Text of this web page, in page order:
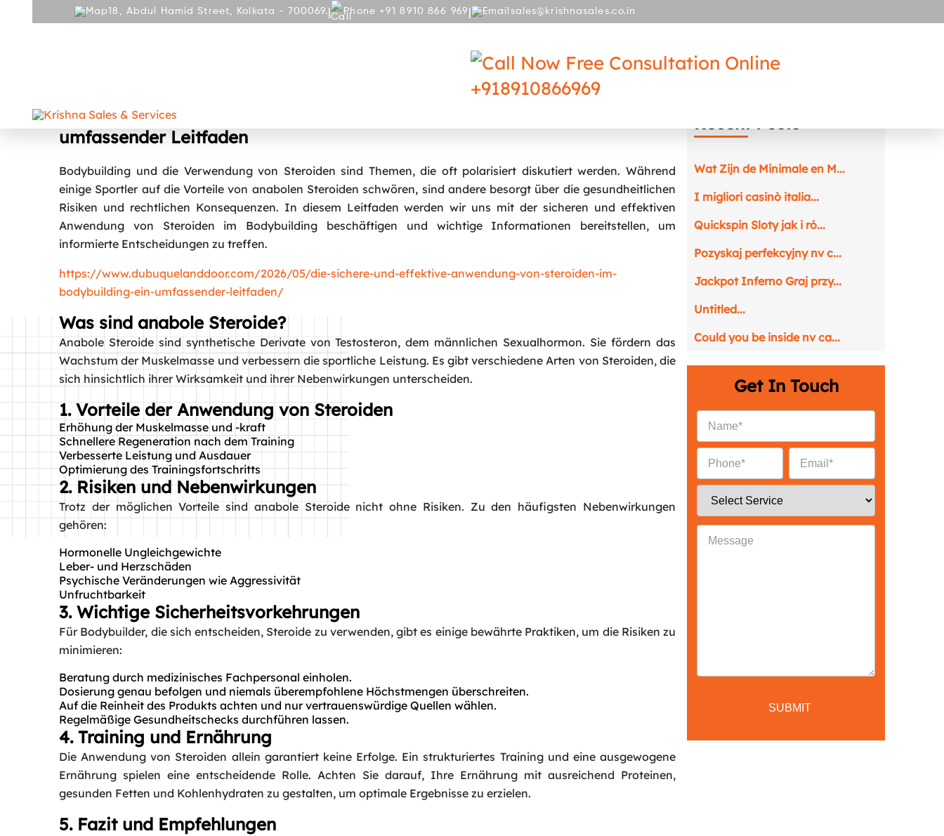
18, Abdul Hamid Street, Kolkata - 700069.| Phone +91 8910 866 969 | sales@krishnasales.co.in
Free Consultation Online
+918910866969
Request a CallBack
Email
Phone*
Die sichere und effektive Anwendung von Steroiden im Bodybuilding: Ein
umfassender Leitfaden
Bodybuilding und die Verwendung von Steroiden sind Themen, die oft polarisiert diskutiert werden. Während
einige Sportler auf die Vorteile von anabolen Steroiden schwören, sind andere besorgt über die gesundheitlichen
Risiken und rechtlichen Konsequenzen. In diesem Leitfaden werden wir uns mit der sicheren und effektiven
Anwendung von Steroiden im Bodybuilding beschäftigen und wichtige Informationen bereitstellen, um
informierte Entscheidungen zu treffen.
https://www.dubuquelanddoor.com/2026/05/die-sichere-und-effektive-anwendung-von-steroiden-im-
bodybuilding-ein-umfassender-leitfaden/
Was sind anabole Steroide?
Anabole Steroide sind synthetische Derivate von Testosteron, dem männlichen Sexualhormon. Sie fördern das
Wachstum der Muskelmasse und verbessern die sportliche Leistung. Es gibt verschiedene Arten von Steroiden, die
sich hinsichtlich ihrer Wirksamkeit und ihrer Nebenwirkungen unterscheiden.
1. Vorteile der Anwendung von Steroiden
Erhöhung der Muskelmasse und -kraft
Schnellere Regeneration nach dem Training
Verbesserte Leistung und Ausdauer
Optimierung des Trainingsfortschritts
2. Risiken und Nebenwirkungen
Trotz der möglichen Vorteile sind anabole Steroide nicht ohne Risiken. Zu den häufigsten Nebenwirkungen
gehören:
Hormonelle Ungleichgewichte
Leber- und Herzschäden
Psychische Veränderungen wie Aggressivität
Unfruchtbarkeit
3. Wichtige Sicherheitsvorkehrungen
Für Bodybuilder, die sich entscheiden, Steroide zu verwenden, gibt es einige bewährte Praktiken, um die Risiken zu
minimieren:
Beratung durch medizinisches Fachpersonal einholen.
Dosierung genau befolgen und niemals überempfohlene Höchstmengen überschreiten.
Auf die Reinheit des Produkts achten und nur vertrauenswürdige Quellen wählen.
Regelmäßige Gesundheitschecks durchführen lassen.
4. Training und Ernährung
Die Anwendung von Steroiden allein garantiert keine Erfolge. Ein strukturiertes Training und eine ausgewogene
Ernährung spielen eine entscheidende Rolle. Achten Sie darauf, Ihre Ernährung mit ausreichend Proteinen,
gesunden Fetten und Kohlenhydraten zu gestalten, um optimale Ergebnisse zu erzielen.
5. Fazit und Empfehlungen
Recent Posts
Wat Zijn de Minimale en M...
I migliori casinò italia...
Quickspin Sloty jak i ró...
Pozyskaj perfekcyjny nv c...
Jackpot Inferno Graj przy...
Untitled...
Could you be inside nv ca...
Get In Touch